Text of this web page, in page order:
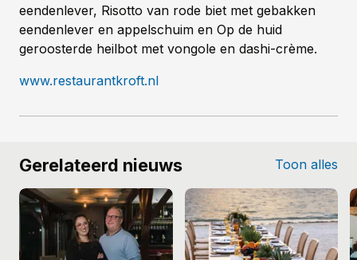
eendenlever, Risotto van rode biet met gebakken
eendenlever en appelschuim en Op de huid
geroosterde heilbot met vongole en dashi-crème.
www.restaurantkroft.nl
Gerelateerd nieuws Toon alles